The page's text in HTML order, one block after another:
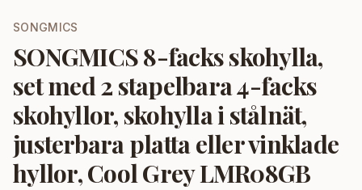
SONGMICS
SONGMICS 8-facks skohylla,
set med 2 stapelbara 4-facks
skohyllor, skohylla i stålnät,
justerbara platta eller vinklade
hyllor, Cool Grey LMR08GB